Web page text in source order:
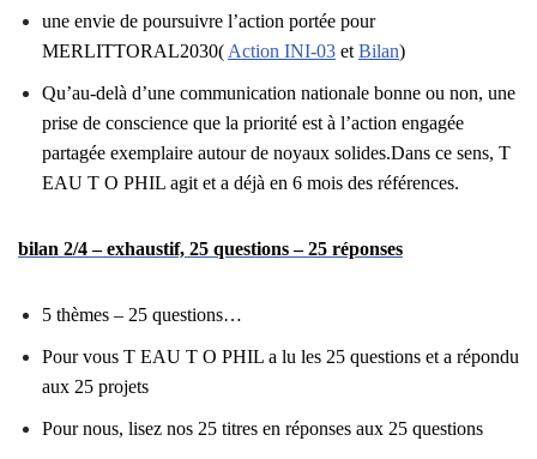
une envie de poursuivre l’action portée pour
MERLITTORAL2030( Action INI-03 et Bilan)
Qu’au-delà d’une communication nationale bonne ou non, une
prise de conscience que la priorité est à l’action engagée
partagée exemplaire autour de noyaux solides.Dans ce sens, T
EAU T O PHIL agit et a déjà en 6 mois des références.
bilan 2/4 – exhaustif, 25 questions – 25 réponses
5 thèmes – 25 questions…
Pour vous T EAU T O PHIL a lu les 25 questions et a répondu
aux 25 projets
Pour nous, lisez nos 25 titres en réponses aux 25 questions